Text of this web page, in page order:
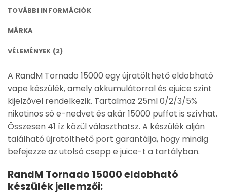
TOVÁBBI INFORMÁCIÓK
MÁRKA
VÉLEMÉNYEK (2)
A RandM Tornado 15000 egy újratölthető eldobható
vape készülék, amely akkumulátorral és ejuice szint
kijelzővel rendelkezik. Tartalmaz 25ml 0/2/3/5%
nikotinos só e-nedvet és akár 15000 puffot is szívhat.
Összesen 41 íz közül választhatsz. A készülék alján
található újratölthető port garantálja, hogy mindig
befejezze az utolsó csepp e juice-t a tartályban.
RandM Tornado 15000 eldobható
készülék jellemzői: